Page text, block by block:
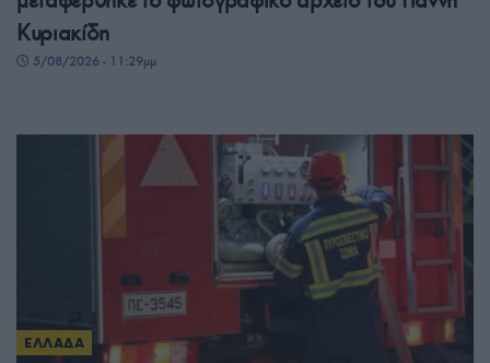
Κυριακίδη
5/08/2026 - 11:29μμ
ΕΛΛΑΔΑ